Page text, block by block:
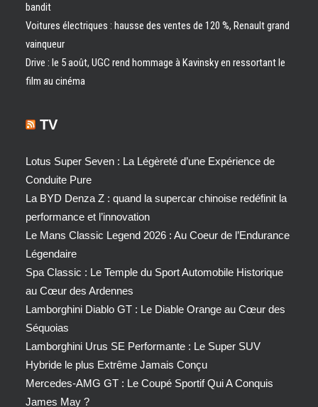
bandit
Voitures électriques : hausse des ventes de 120 %, Renault grand
vainqueur
Drive : le 5 août, UGC rend hommage à Kavinsky en ressortant le
film au cinéma
TV
Lotus Super Seven : La Légèreté d’une Expérience de
Conduite Pure
La BYD Denza Z : quand la supercar chinoise redéfinit la
performance et l’innovation
Le Mans Classic Legend 2026 : Au Coeur de l’Endurance
Légendaire
Spa Classic : Le Temple du Sport Automobile Historique
au Cœur des Ardennes
Lamborghini Diablo GT : Le Diable Orange au Cœur des
Séquoias
Lamborghini Urus SE Performante : Le Super SUV
Hybride le plus Extrême Jamais Conçu
Mercedes-AMG GT : Le Coupé Sportif Qui A Conquis
James May ?